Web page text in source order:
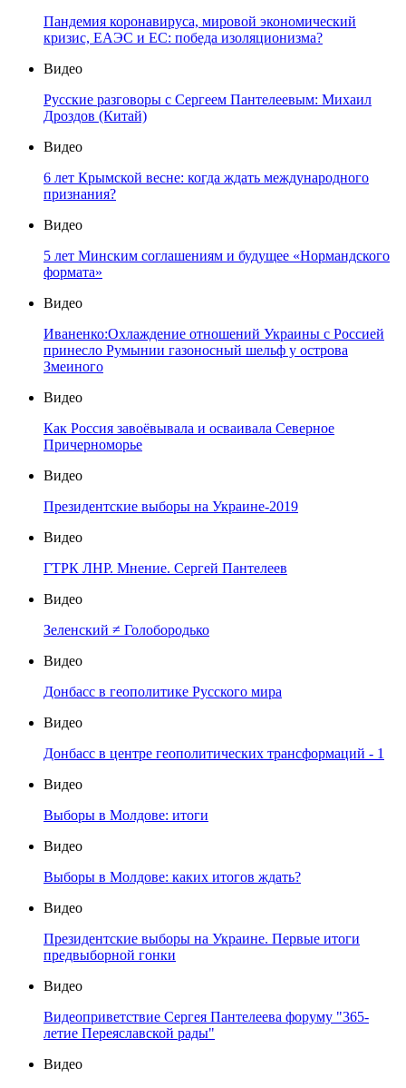
Пандемия коронавируса, мировой экономический
кризис, ЕАЭС и ЕС: победа изоляционизма?
Видео
Русские разговоры с Сергеем Пантелеевым: Михаил
Дроздов (Китай)
Видео
6 лет Крымской весне: когда ждать международного
признания?
Видео
5 лет Минским соглашениям и будущее «Нормандского
формата»
Видео
Иваненко:Охлаждение отношений Украины с Россией
принесло Румынии газоносный шельф у острова
Змеиного
Видео
Как Россия завоёвывала и осваивала Северное
Причерноморье
Видео
Президентские выборы на Украине-2019
Видео
ГТРК ЛНР. Мнение. Сергей Пантелеев
Видео
Зеленский ≠ Голобородько
Видео
Донбасс в геополитике Русского мира
Видео
Донбасс в центре геополитических трансформаций - 1
Видео
Выборы в Молдове: итоги
Видео
Выборы в Молдове: каких итогов ждать?
Видео
Президентские выборы на Украине. Первые итоги
предвыборной гонки
Видео
Видеоприветствие Сергея Пантелеева форуму "365-
летие Переяславской рады"
Видео